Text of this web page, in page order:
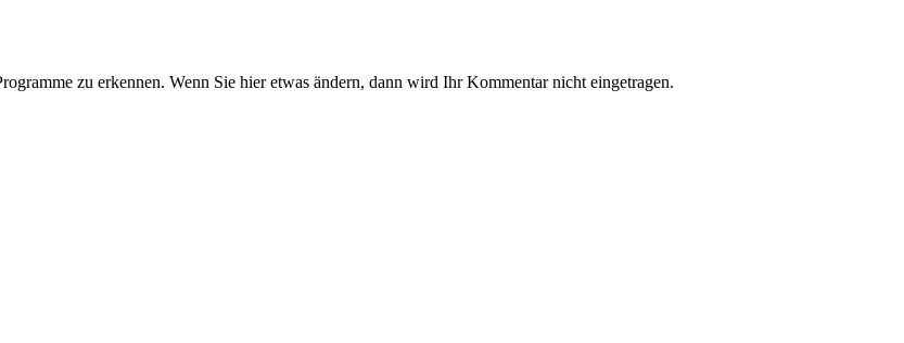
zu erkennen. Wenn Sie hier etwas ändern, dann wird Ihr Kommentar nicht eingetragen.